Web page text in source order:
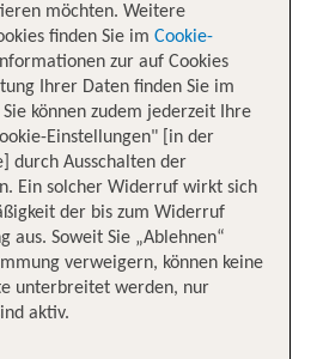
möchten. Weitere
finden Sie im Cookie-
zur auf Cookies
Ihrer Daten finden Sie im
Sie können zudem jederzeit Ihre
Einstellungen" [in der
durch Ausschalten der
Ein solcher Widerruf wirkt sich
der bis zum Widerruf
aus. Soweit Sie „Ablehnen“
verweigern, können keine
unterbreitet werden, nur
aktiv.